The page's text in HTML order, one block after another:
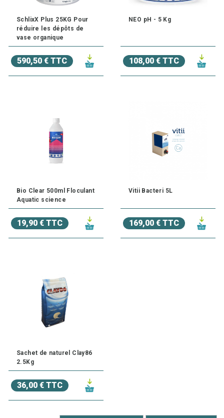
SchlixX Plus 25KG Pour
réduire les dépôts de
vase organique
590,50 € TTC
NEO pH - 5 Kg
108,00 € TTC
Bio Clear 500ml Floculant
Aquatic science
19,90 € TTC
Vitii Bacteri 5L
169,00 € TTC
Sachet de naturel Clay86
2.5Kg
36,00 € TTC